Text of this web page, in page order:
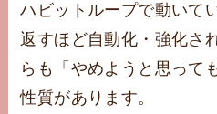
ハビットループで動いて
返すほど自動化・強化さ
らも「やめようと思って
性質があります。